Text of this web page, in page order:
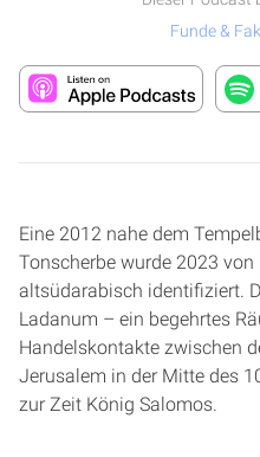
Funde &
Eine 2012 nahe dem
Tonscherbe wurde 2023
altsüdarabisch identifiziert.
Ladanum – ein begehrtes
Handelskontakte zwischen
Jerusalem in der Mitte des
zur Zeit König Salomos.